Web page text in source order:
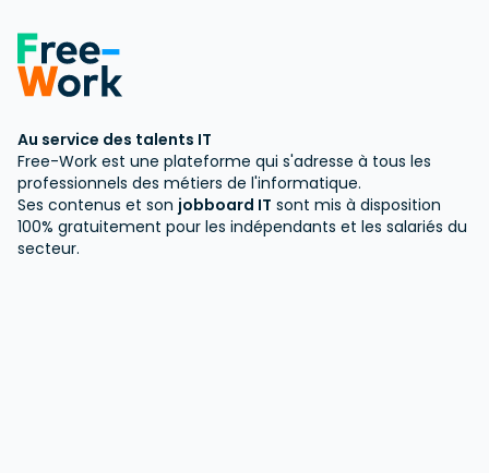
Au service des talents IT
Free-Work est une plateforme qui s'adresse à tous les
professionnels des métiers de l'informatique.
Ses contenus et son jobboard IT sont mis à disposition
100% gratuitement pour les indépendants et les salariés du
secteur.